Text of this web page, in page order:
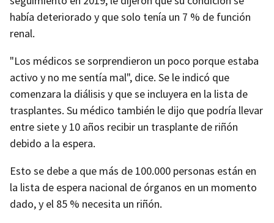
había deteriorado y que solo tenía un 7 % de función
renal.
"Los médicos se sorprendieron un poco porque estaba
activo y no me sentía mal", dice. Se le indicó que
comenzara la diálisis y que se incluyera en la lista de
trasplantes. Su médico también le dijo que podría llevar
entre siete y 10 años recibir un trasplante de riñón
debido a la espera.
Esto se debe a que más de 100.000 personas están en
la lista de espera nacional de órganos en un momento
dado, y el 85 % necesita un riñón.